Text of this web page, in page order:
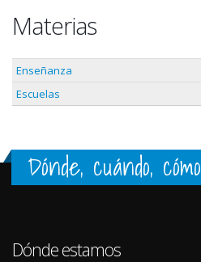
Materias
Enseñanza
Escuelas
Dónde, cuándo, cómo
Dónde estamos